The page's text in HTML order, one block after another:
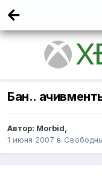
Бан..
Автор: Morbid,
1 июня 2007 в